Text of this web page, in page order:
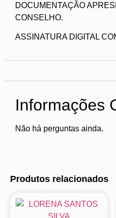
DOCUMENTAÇÃO
CONSELHO.
ASSINATURA DIGITAL
Informações
Não há perguntas ainda.
Produtos relacionados